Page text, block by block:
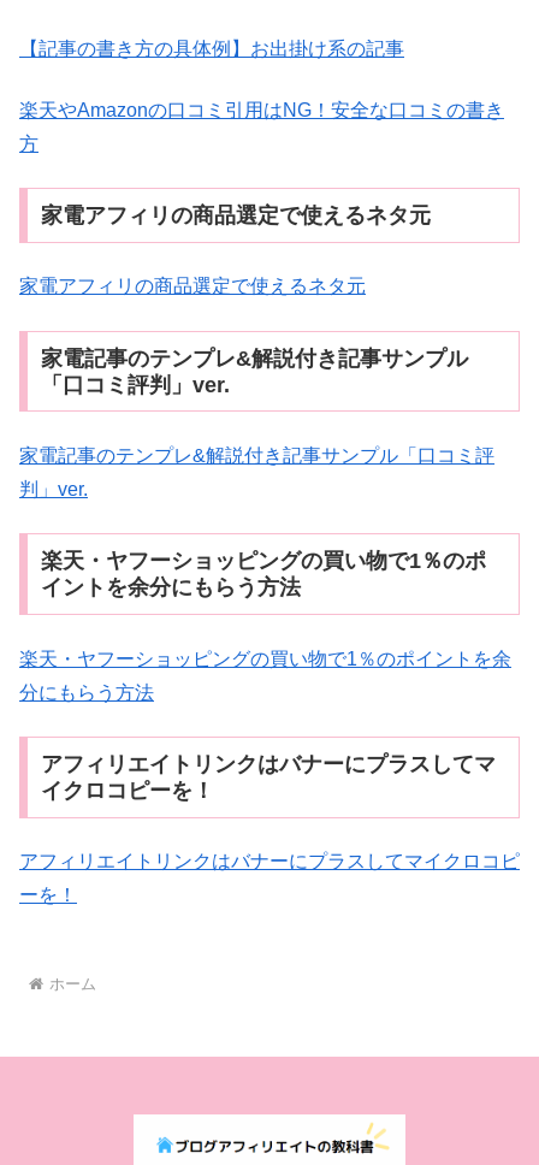
【記事の書き方の具体例】お出掛け系の記事
楽天やAmazonの口コミ引用はNG！安全な口コミの書き
方
家電アフィリの商品選定で使えるネタ元
家電アフィリの商品選定で使えるネタ元
家電記事のテンプレ&解説付き記事サンプル
「口コミ評判」ver.
家電記事のテンプレ&解説付き記事サンプル「口コミ評
判」ver.
楽天・ヤフーショッピングの買い物で1％のポ
イントを余分にもらう方法
楽天・ヤフーショッピングの買い物で1％のポイントを余
分にもらう方法
アフィリエイトリンクはバナーにプラスしてマ
イクロコピーを！
アフィリエイトリンクはバナーにプラスしてマイクロコピ
ーを！
ホーム